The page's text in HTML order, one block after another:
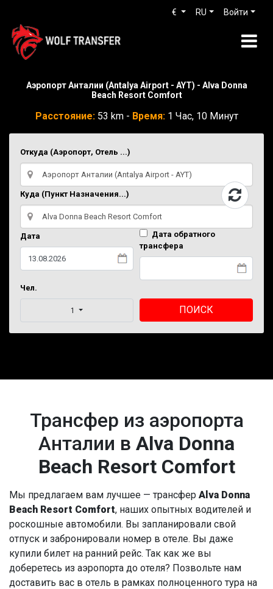
Войти
RU
€
Аэропорт Анталии (Antalya Airport - AYT) - Alva Donna
Beach Resort Comfort
Расстояние:53 km - Время:1 Час, 10 Минут
Откуда (Аэропорт, Отель ...)
Куда (Пункт Назначения...)
Дата
Дата обратного
трансфера
Чел.
1 ПОИСК
Трансфер из аэропорта
Анталии в Alva Donna
Beach Resort Comfort
Мы предлагаем вам лучшее — трансфер Alva Donna
Beach Resort Comfort, наших опытных водителей и
роскошные автомобили. Вы запланировали свой
отпуск и забронировали номер в отеле. Вы даже
купили билет на ранний рейс. Так как же вы
доберетесь из аэропорта до отеля? Позвольте нам
доставить вас в отель в рамках полноценного тура на